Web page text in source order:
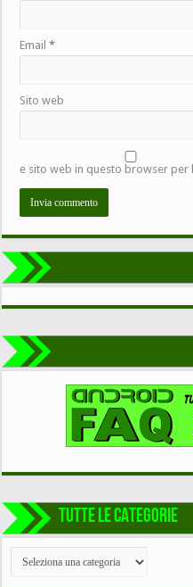
Email*
Sito web
e sito web in questo browser per
TUTTE LE CATEGORIE
TUTTE
CATEGORIE